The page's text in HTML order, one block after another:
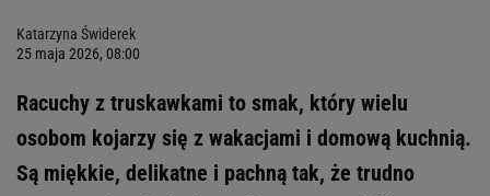
Katarzyna Świderek
25 maja 2026, 08:00
Racuchy z truskawkami to smak, który wielu
osobom kojarzy się z wakacjami i domową kuchnią.
Są miękkie, delikatne i pachną tak, że trudno